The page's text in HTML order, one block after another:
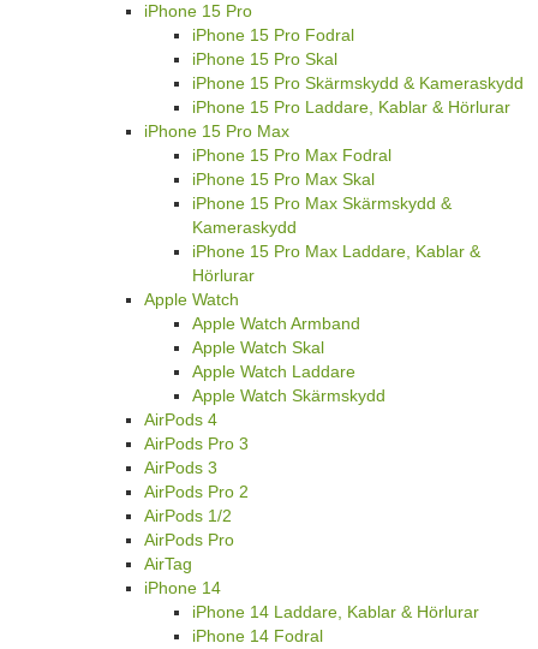
iPhone 15 Pro
iPhone 15 Pro Fodral
iPhone 15 Pro Skal
iPhone 15 Pro Skärmskydd & Kameraskydd
iPhone 15 Pro Laddare, Kablar & Hörlurar
iPhone 15 Pro Max
iPhone 15 Pro Max Fodral
iPhone 15 Pro Max Skal
iPhone 15 Pro Max Skärmskydd &
Kameraskydd
iPhone 15 Pro Max Laddare, Kablar &
Hörlurar
Apple Watch
Apple Watch Armband
Apple Watch Skal
Apple Watch Laddare
Apple Watch Skärmskydd
AirPods 4
AirPods Pro 3
AirPods 3
AirPods Pro 2
AirPods 1/2
AirPods Pro
AirTag
iPhone 14
iPhone 14 Laddare, Kablar & Hörlurar
iPhone 14 Fodral